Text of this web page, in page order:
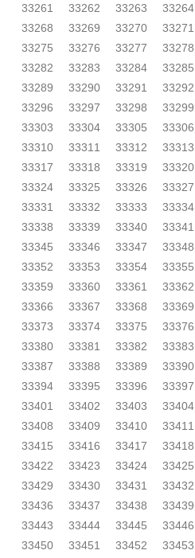
33261
33262 33263 33264
33268
33269 33270 33271
33275
33276 33277 33278
33282
33283 33284 33285
33289
33290 33291 33292
33296
33297 33298 33299
33303
33304 33305 33306
33310
33311 33312 33313
33317
33318 33319 33320
33324
33325 33326 33327
33331
33332 33333 33334
33338
33339 33340 33341
33345
33346 33347 33348
33352
33353 33354 33355
33359
33360 33361 33362
33366
33367 33368 33369
33373
33374 33375 33376
33380
33381 33382 33383
33387
33388 33389 33390
33394
33395 33396 33397
33401
33402 33403 33404
33408
33409 33410 33411
33415
33416 33417 33418
33422
33423 33424 33425
33429
33430 33431 33432
33436
33437 33438 33439
33443
33444 33445 33446
33450
33451 33452 33453